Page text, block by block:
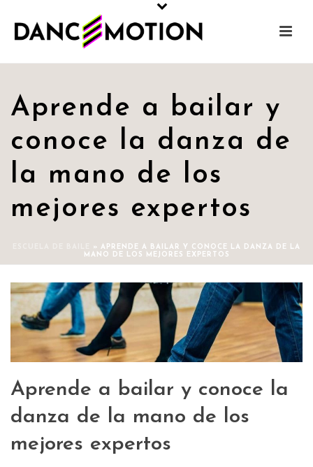
Aprende a bailar y
conoce la danza de
la mano de los
mejores expertos
» APRENDE A BAILAR Y CONOCE LA DANZA DE LA
MANO DE LOS MEJORES EXPERTOS
Aprende a bailar y conoce la
danza de la mano de los
mejores expertos